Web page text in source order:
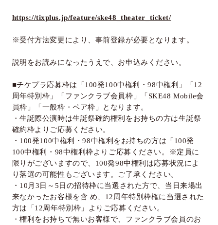
https://tixplus.jp/feature/ske48_theater_ticket/
※受付方法変更により、事前登録が必要となります。
説明をお読みになったうえで、お申込みください。
■チケプラ応募枠は「 100発100中権利・98中権利」「 12
周年特別枠」「ファンクラブ会員枠」「 SKE48 Mobile会
員枠」「一般枠・ペア枠」となります。
・生誕際公演時は生誕祭確約権利をお持ちの方は生誕祭
確約枠よりご応募ください。
・ 100発100中権利・98中権利をお持ちの方は「 100発
100中権利・ 98中権利枠よりご応募ください。※定員に
限りがございますので、 100発98中権利は応募状況によ
り落選の可能性もございます。ご了承ください。
・ 10月 3 日～ 5 日の招待枠に当選された方で、当日来場出
来なかったお客様を含 め、 12周年特別枠権に当選された
方は「 12周年特別枠」よりご応募ください。
・権利をお持ちで無いお客様で、ファンクラブ会員のお